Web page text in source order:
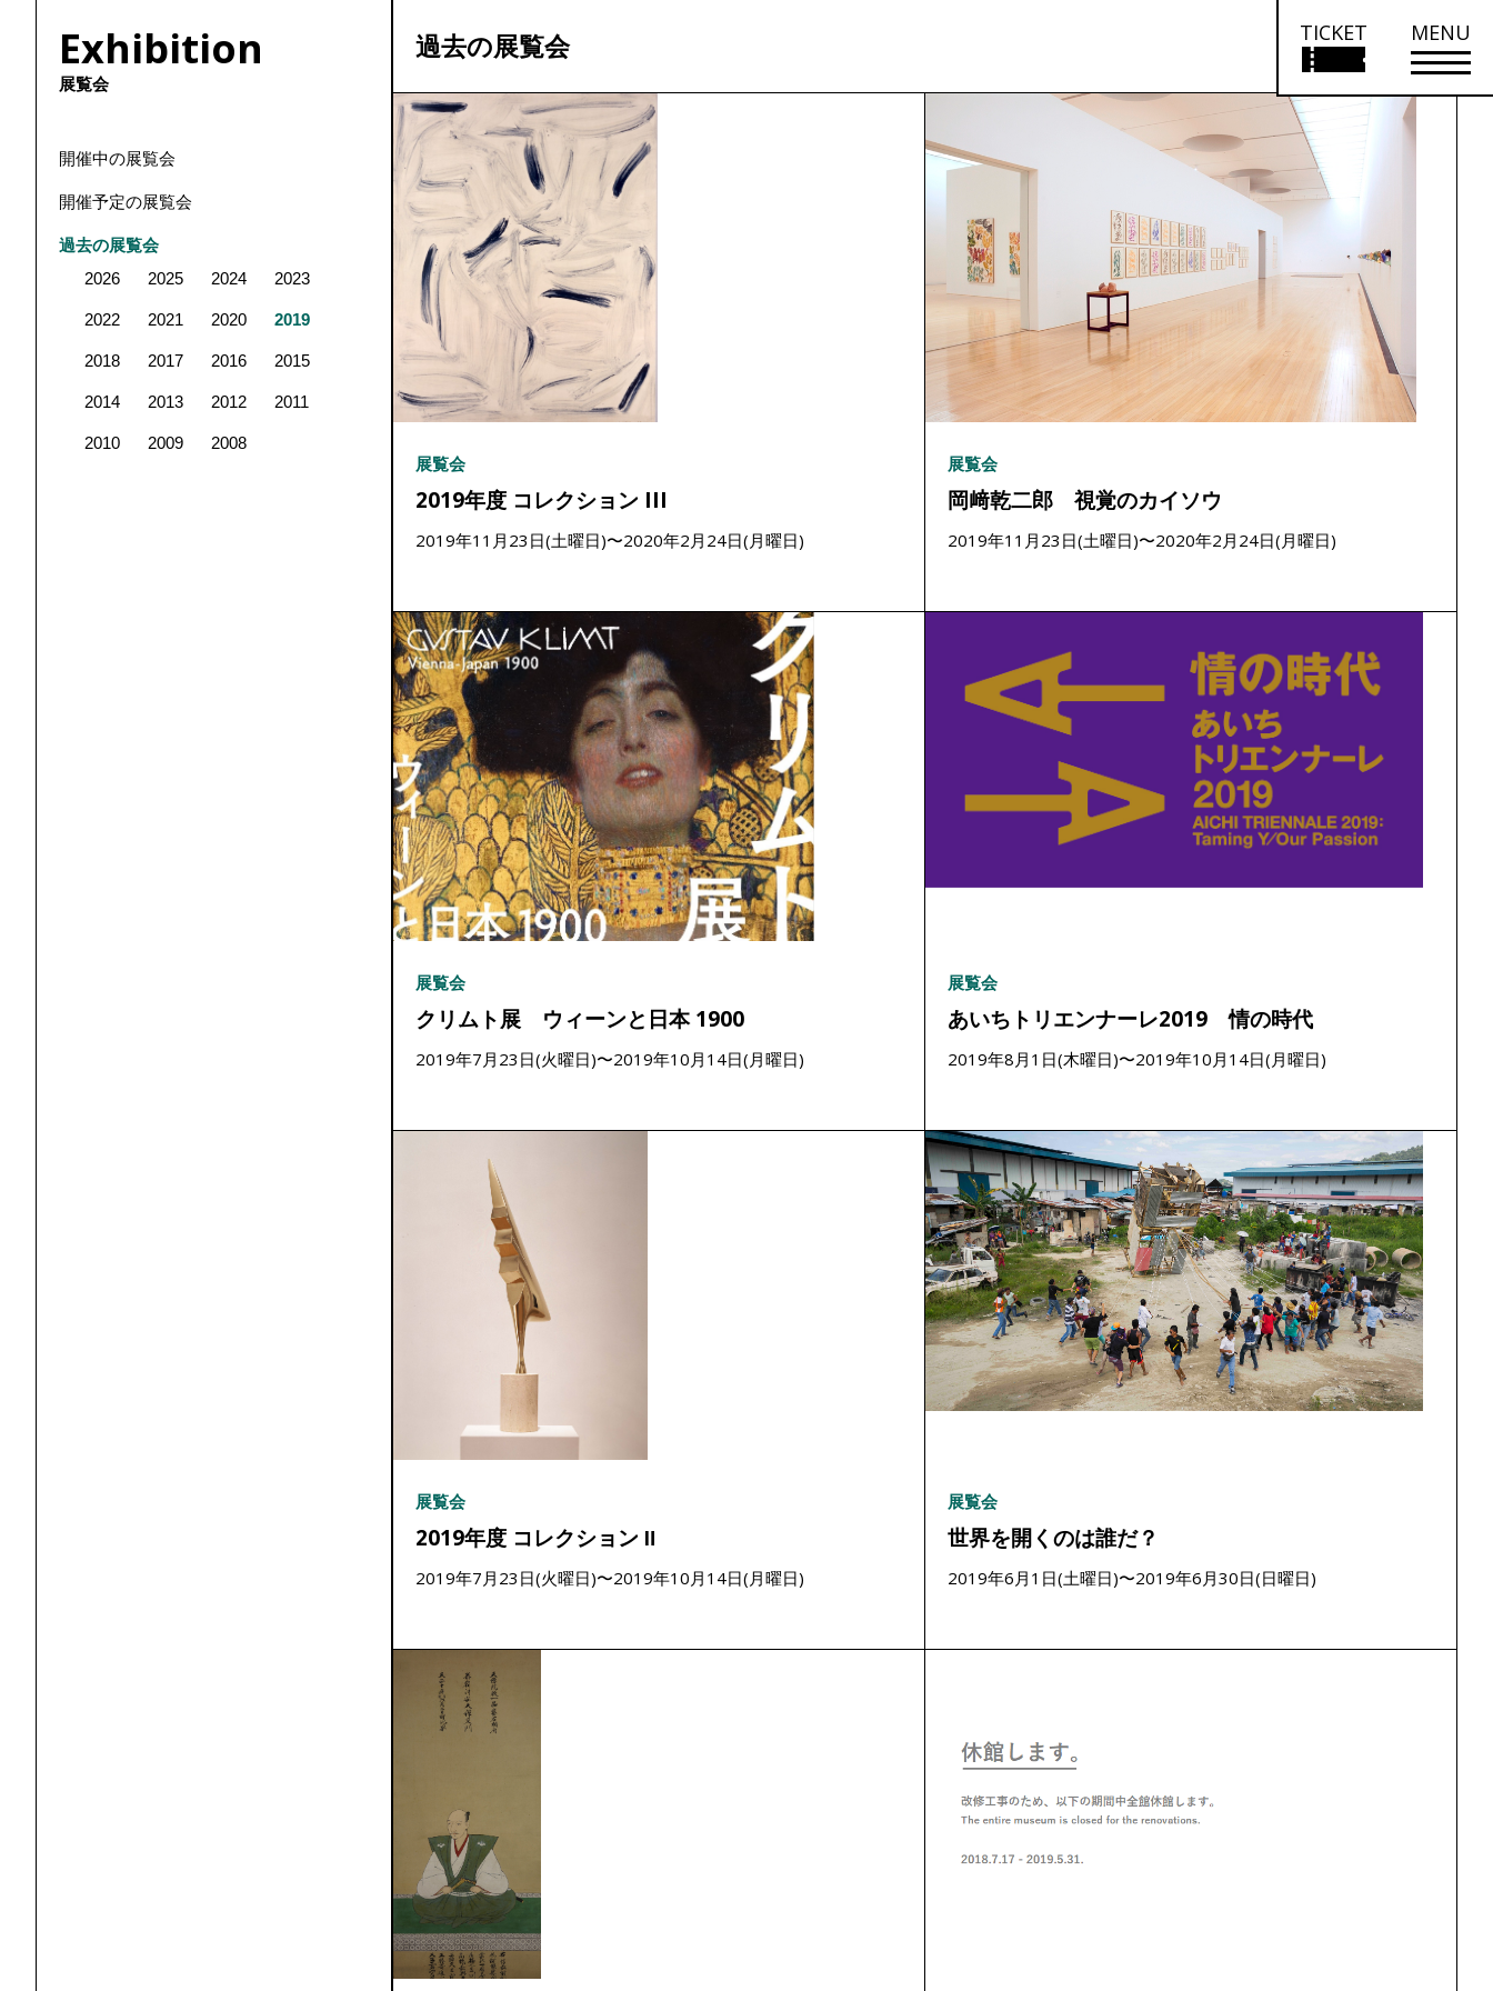
TICKET MENU
Exhibition
展覧会
開催中の展覧会
開催予定の展覧会
過去の展覧会
2026 2025 2024 2023
2022 2021 2020 2019
2018 2017 2016 2015
2014 2013 2012 2011
2010 2009 2008
過去の展覧会
展覧会
2019年度 コレクション III
2019年11月23日(土曜日)〜2020年2月24日(月曜日)
展覧会
岡﨑乾二郎 視覚のカイソウ
2019年11月23日(土曜日)〜2020年2月24日(月曜日)
展覧会
クリムト展 ウィーンと日本 1900
2019年7月23日(火曜日)〜2019年10月14日(月曜日)
展覧会
あいちトリエンナーレ2019 情の時代
2019年8月1日(木曜日)〜2019年10月14日(月曜日)
展覧会
2019年度 コレクション Ⅱ
2019年7月23日(火曜日)〜2019年10月14日(月曜日)
展覧会
世界を開くのは誰だ？
2019年6月1日(土曜日)〜2019年6月30日(日曜日)